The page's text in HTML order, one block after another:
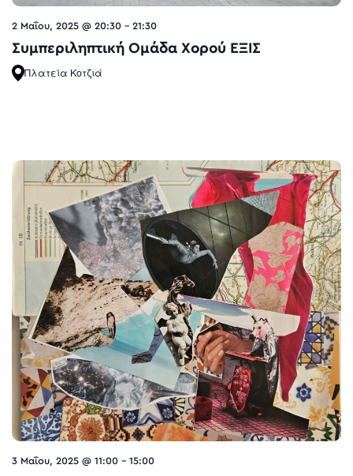
2 Μαΐου, 2025 @ 20:30 - 21:30
Συμπεριληπτική Ομάδα Χορού ΈΞΙΣ
Πλατεία Κοτζιά
3 Μαΐου, 2025 @ 11:00 - 15:00